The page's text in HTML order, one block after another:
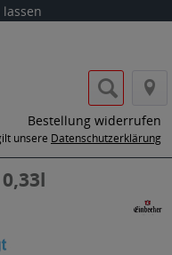
Bestellung widerrufen
unsere Datenschutzerklärung